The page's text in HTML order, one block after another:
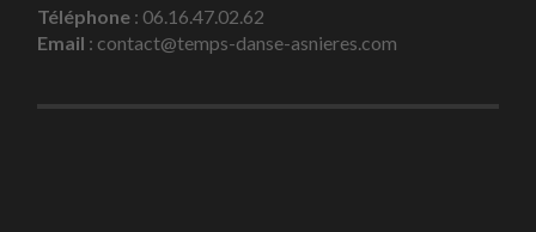
Téléphone : 06.16.47.02.62
Email : contact@temps-danse-asnieres.com